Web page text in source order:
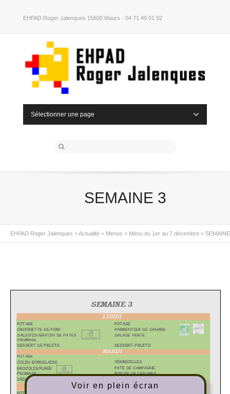
EHPAD Roger Jalenques 15600 Maurs - 04 71 49 01 92
Sélectionner une page
SEMAINE 3
EHPAD Roger Jalenques >Actualité > Menus > Menu du 1er au 7 décembre >
Voir en plein écran